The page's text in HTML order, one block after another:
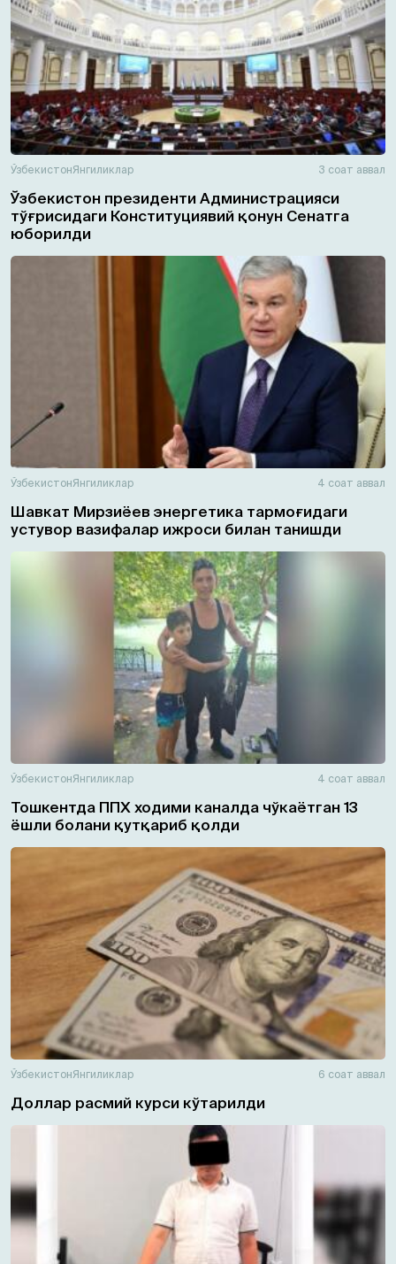
ЎзбекистонЯнгиликлар 3 соат аввал
Ўзбекистон президенти Администрацияси
тўғрисидаги Конституциявий қонун Сенатга
юборилди
ЎзбекистонЯнгиликлар 4 соат аввал
Шавкат Мирзиёев энергетика тармоғидаги
устувор вазифалар ижроси билан танишди
ЎзбекистонЯнгиликлар 4 соат аввал
Тошкентда ППХ ходими каналда чўкаётган 13
ёшли болани қутқариб қолди
ЎзбекистонЯнгиликлар 6 соат аввал
Доллар расмий курси кўтарилди